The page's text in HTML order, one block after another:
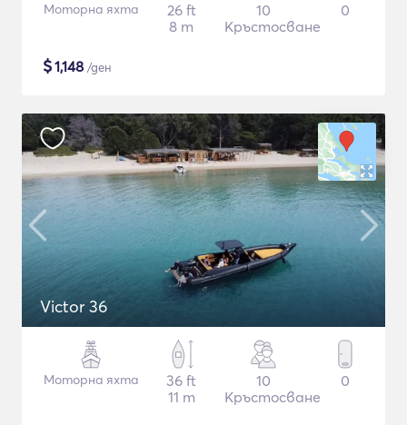
Моторна яхта
26 ft
8 m
10
Кръстосване
0
$1,148 /ден
Victor 36
Моторна яхта
36 ft
11 m
10
Кръстосване
0